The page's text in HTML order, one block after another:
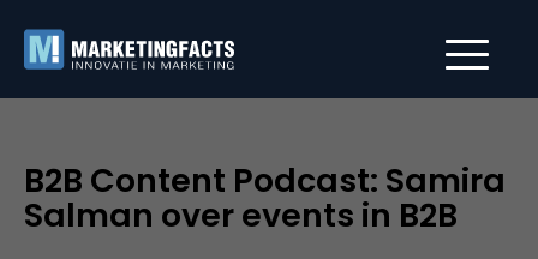
B2B Content Podcast: Samira
Salman over events in B2B